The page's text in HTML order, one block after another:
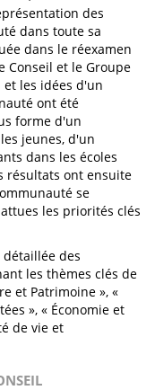
des
dans toute sa
dans le réexamen
Conseil et le Groupe
les idées d'un
ont été
forme d'un
jeunes, d'un
dans les écoles
résultats ont ensuite
se
les priorités clés
des
les thèmes clés de
et Patrimoine », «
», « Économie et
de vie et